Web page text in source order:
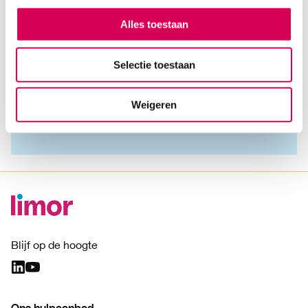
Alles toestaan
Selectie toestaan
Weigeren
Beloningsbeleid personeel: Conform cao Sociaal Werk.
Voor de financiële verantwoording en uitgevoerde
activiteiten verwijzen wij naar deJaarrekening 2025
Standaard formulier
publicatieplicht ANBI
Blijf op de hoogte